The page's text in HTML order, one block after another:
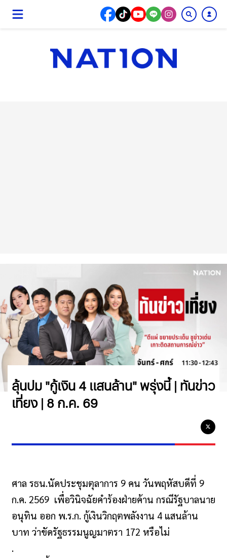
ลุ้นปม "กู้เงิน 4 แสนล้าน" พรุ่งนี้ | ทันข่าว
เที่ยง | 8 ก.ค. 69
ศาล รธน.นัดประชุมตุลาการ 9 คน วันพฤหัสบดีที่ 9
ก.ค. 2569 เพื่อวินิจฉัยคำร้องฝ่ายค้าน กรณีรัฐบาลนาย
อนุทิน ออก พ.ร.ก. กู้เงินวิกฤตพลังงาน 4 แสนล้าน
บาท ว่าขัดรัฐธรรมนูญมาตรา 172 หรือไม่
.